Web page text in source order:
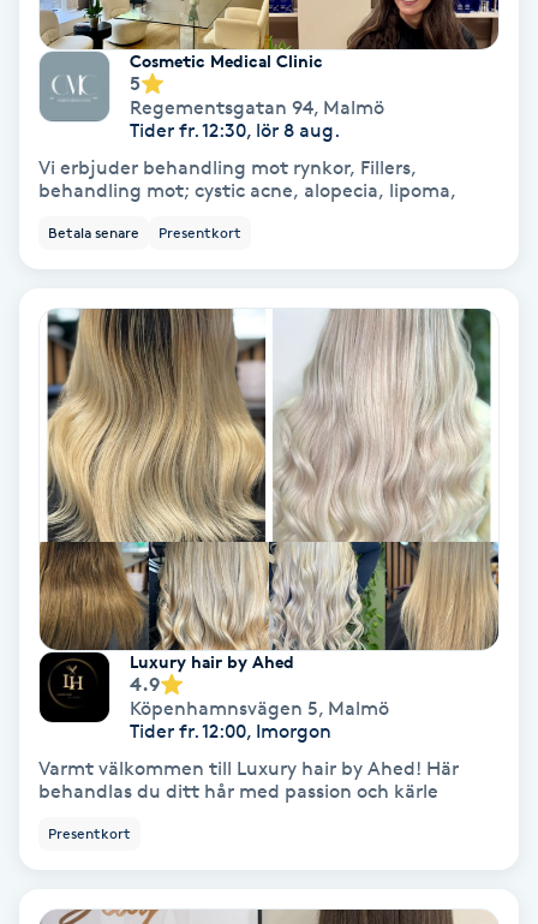
Fransförlängning Volym
Fransk manikyr
Fransrengöring
Frekvensterapi
Friskvård
Friskvårdsmassage
Frisör
Funktionsanalys
Färgning
Föning
Gelenaglar
Gellack
Cosmetic Medical Clinic
5
Regementsgatan 94, Malmö
Tider fr. 12:30, lör 8 aug.
Vi erbjuder behandling mot rynkor, Fillers,
behandling mot; cystic acne, alopecia, lipoma,
Betala senare Presentkort
Luxury hair by Ahed
4.9
Köpenhamnsvägen 5, Malmö
Tider fr. 12:00, Imorgon
Varmt välkommen till Luxury hair by Ahed! Här
behandlas du ditt hår med passion och kärle
Presentkort